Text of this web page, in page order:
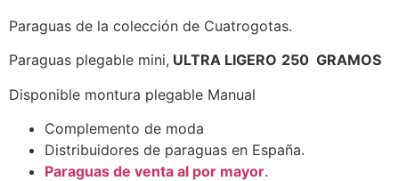
Paraguas de la colección de Cuatrogotas.
Paraguas plegable mini, ULTRA LIGERO 250 GRAMOS
Disponible montura plegable Manual
Complemento de moda
Distribuidores de paraguas en España.
Paraguas de venta al por mayor.